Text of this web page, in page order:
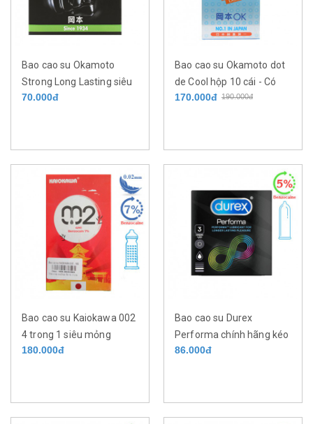
Bao cao su Okamoto
Strong Long Lasting siêu
mỏng kéo dài thời gian
Size 53mm
70.000đ
Bao cao su Okamoto dot
de Cool hộp 10 cái - Có
1350 gai lạnh mịn quanh
190.000đ
170.000đ
Bao cao su Kaiokawa 002
4 trong 1 siêu mỏng
0.02mm kéo dài thời gian
180.000đ
Bao cao su Durex
Performa chính hãng kéo
dài thời gian quan hệ với
3 cái
86.000đ